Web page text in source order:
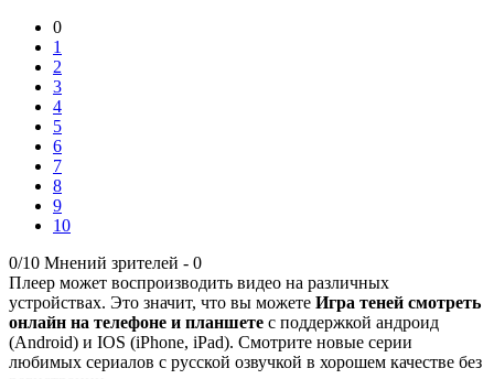
0
1
2
3
4
5
6
7
8
9
10
0/10 Мнений зрителей - 0
Плеер может воспроизводить видео на различных
устройствах. Это значит, что вы можете Игра теней смотреть
онлайн на телефоне и планшете с поддержкой андроид
(Android) и IOS (iPhone, iPad). Смотрите новые серии
любимых сериалов с русской озвучкой в хорошем качестве без